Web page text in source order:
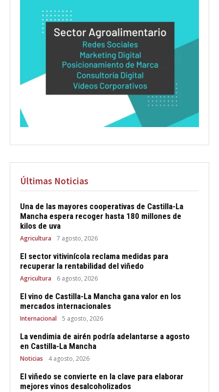
Últimas Noticias
Una de las mayores cooperativas de Castilla-La
Mancha espera recoger hasta 180 millones de
kilos de uva
Agricultura 7 agosto, 2026
El sector vitivinícola reclama medidas para
recuperar la rentabilidad del viñedo
Agricultura 6 agosto, 2026
El vino de Castilla-La Mancha gana valor en los
mercados internacionales
Internacional 5 agosto, 2026
La vendimia de airén podría adelantarse a agosto
en Castilla-La Mancha
Noticias 4 agosto, 2026
El viñedo se convierte en la clave para elaborar
mejores vinos desalcoholizados